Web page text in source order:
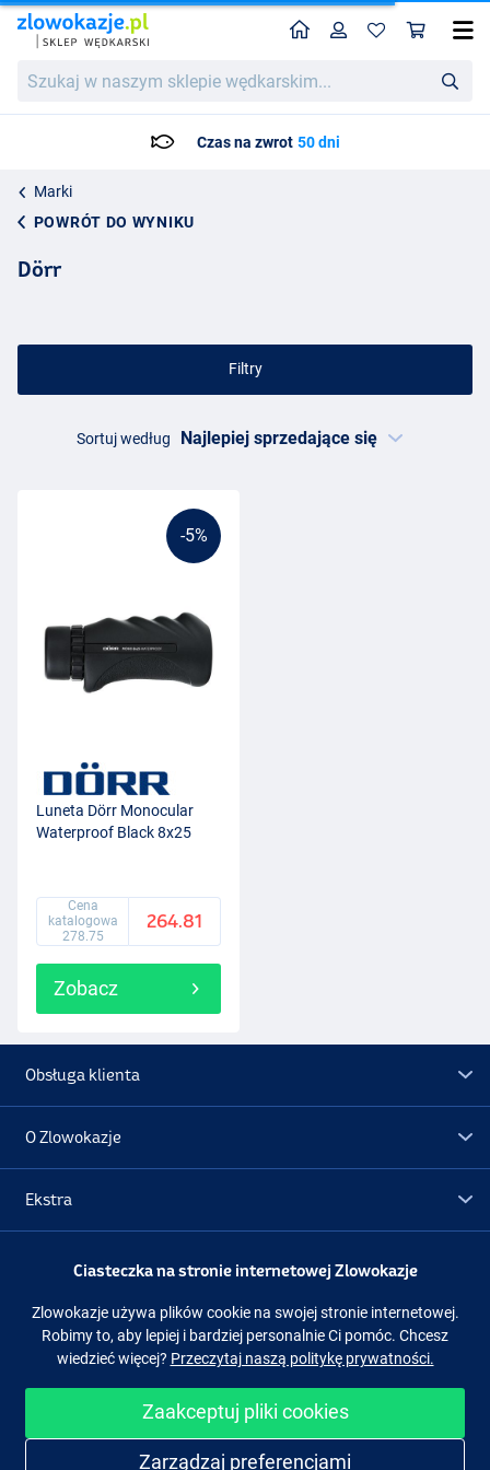
w
HomeProfil
Marki
POWRÓT DO WYNIKU
Dörr
Filtry
Sortuj według
-5%
Luneta Dörr Monocular
Waterproof Black 8x25
Cena
katalogowa
278.75
264.81
Zobacz
Obsługa klienta
O Zlowokazje
Ekstra
Promocje
Obserwuj nas Facebook Instagram
Ciasteczka na stronie internetowej Zlowokazje
Zlowokazje używa plików cookie na swojej stronie internetowej.
Robimy to, aby lepiej i bardziej personalnie Ci pomóc. Chcesz
wiedzieć więcej? Przeczytaj naszą politykę prywatności.
Zaakceptuj pliki cookies
Zarządzaj preferencjami